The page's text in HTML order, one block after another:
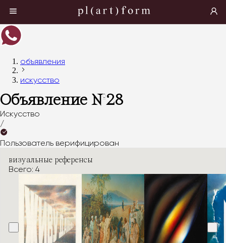
объявления
искусство
Объявление №28
Искусство
/
Пользователь верифицирован
визуальные референсы
Всего: 4